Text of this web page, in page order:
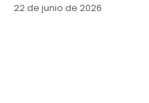
22 de junio de 2026